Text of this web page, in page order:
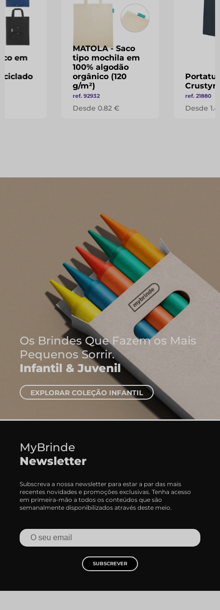
em
MATOLA - Saco
tipo mochila em
100% algodão
orgânico (120
g/m²)
ref. 92932
Desde 0.82 €
Crustyn
ref. 21880
Desde
Onde
Cadernos e
EXPLORAR
MyBrinde
Newsletter
Subscreva a nossa newsletter para estar a par das mais
recentes novidades e promoções exclusivas. Tenha acesso
em primeira-mão a todos os conteúdos que são
semanalmente disponibilizados através deste meio.
SUBSCREVER